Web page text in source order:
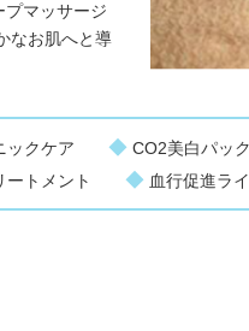
プマッサージ
なお肌へと導
ックケア ◆ CO2美白パック
ートメント ◆ 血行促進ラ